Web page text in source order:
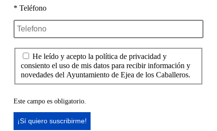
* Teléfono
He leído y acepto la política de privacidad y
consiento el uso de mis datos para recibir información y
novedades del Ayuntamiento de Ejea de los Caballeros.
Este campo es obligatorio.